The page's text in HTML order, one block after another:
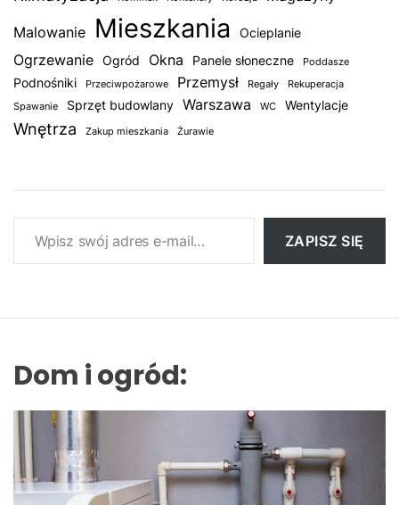
Malowanie Mieszkania Ocieplanie
Ogrzewanie Ogród Okna Panele słoneczne Poddasze
Podnośniki Przeciwpożarowe Przemysł Regały
Rekuperacja
Spawanie
Sprzęt budowlany Warszawa WC Wentylacje
Wnętrza Zakup mieszkania Żurawie
Wpisz swój adres e-mail…
ZAPISZ SIĘ
Dom i ogród: